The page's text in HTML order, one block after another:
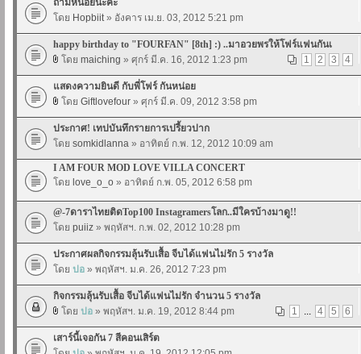
ถามหน่อยนะคะ
โดย Hopbiit» อังคาร เม.ย. 03, 2012 5:21 pm
happy birthday to "FOURFAN" [8th] :) ..มาอวยพรให้โฟร์แฟนกันเ
1
2 3 4
โดย maiching » ศุกร์ มี.ค. 16, 2012 1:23 pm
แสดงความยินดี กับพี่โฟร์ กันหน่อย
โดย Giftlovefour » ศุกร์ มี.ค. 09, 2012 3:58 pm
ประกาศ! เทปบันทึกรายการเปรี้ยวปาก
โดย somkidlanna » อาทิตย์ ก.พ. 12, 2012 10:09 am
I AM FOUR MOD LOVE VILLA CONCERT
โดย love_o_o » อาทิตย์ ก.พ. 05, 2012 6:58 pm
@-7ดาราไทยติดTop100 Instagramersโลก..มีใครบ้างมาดู!!
โดย puiiz » พฤหัสฯ. ก.พ. 02, 2012 10:28 pm
ประกาศผลกิจกรรมลุ้นรับเสื้อ จีบได้แฟนไม่รัก 5 รางวัล
โดย ปอ » พฤหัสฯ. ม.ค. 26, 2012 7:23 pm
กิจกรรมลุ้นรับเสื้อ จีบได้แฟนไม่รัก จำนวน 5 รางวัล
1
... 4 5 6
โดย ปอ » พฤหัสฯ. ม.ค. 19, 2012 8:44 pm
เสาร์นี้เจอกัน 7 สีคอนเสิร์ต